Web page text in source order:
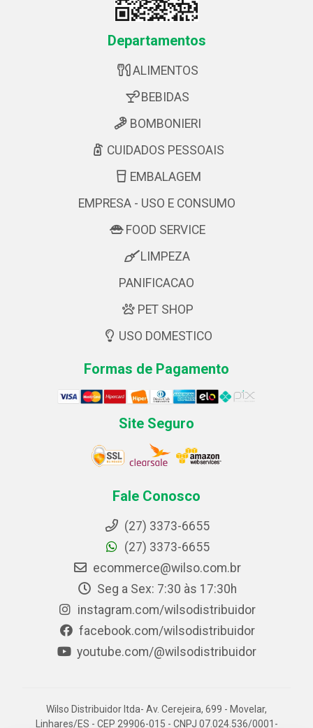
Departamentos
ALIMENTOS
BEBIDAS
BOMBONIERI
CUIDADOS PESSOAIS
EMBALAGEM
EMPRESA - USO E CONSUMO
FOOD SERVICE
LIMPEZA
PANIFICACAO
PET SHOP
USO DOMESTICO
Formas de Pagamento
Site Seguro
Fale Conosco
(27) 3373-6655
(27) 3373-6655
ecommerce@wilso.com.br
Seg a Sex: 7:30 às 17:30h
instagram.com/wilsodistribuidor
facebook.com/wilsodistribuidor
youtube.com/@wilsodistribuidor
Wilso Distribuidor ltda- Av. Cerejeira, 699 - Movelar,
Linhares/ES - CEP 29906-015 - CNPJ 07.024.536/0001-